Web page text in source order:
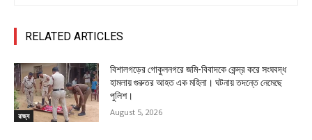
RELATED ARTICLES
রাজ্য
বিশালগড়ের গোকুলনগরে জমি-বিবাদকে কেন্দ্র করে সংঘবদ্ধ
হামলায় গুরুতর আহত এক মহিলা। ঘটনায় তদন্তে নেমেছে
পুলিশ।
August 5, 2026